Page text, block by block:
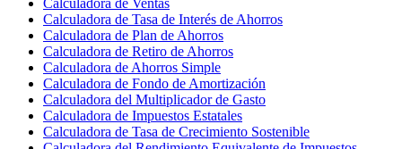
Calculadora de Tasa de Interés de Ahorros
Calculadora de Plan de Ahorros
Calculadora de Retiro de Ahorros
Calculadora de Ahorros Simple
Calculadora de Fondo de Amortización
Calculadora del Multiplicador de Gasto
Calculadora de Impuestos Estatales
Calculadora de Tasa de Crecimiento Sostenible